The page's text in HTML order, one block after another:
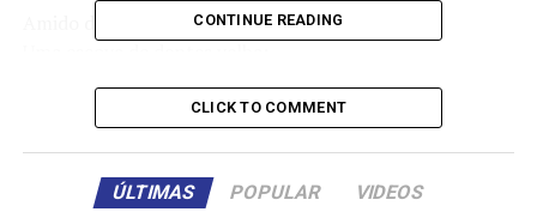
Passo a passo:
CONTINUE READING
CLICK TO COMMENT
ÚLTIMAS POPULAR VIDEOS